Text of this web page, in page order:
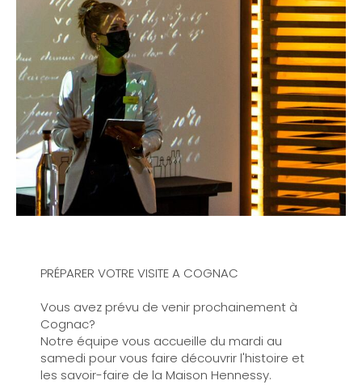
PRÉPARER VOTRE VISITE A COGNAC
Vous avez prévu de venir prochainement à
Cognac?
Notre équipe vous accueille du mardi au
samedi pour vous faire découvrir l'histoire et
les savoir-faire de la Maison Hennessy.